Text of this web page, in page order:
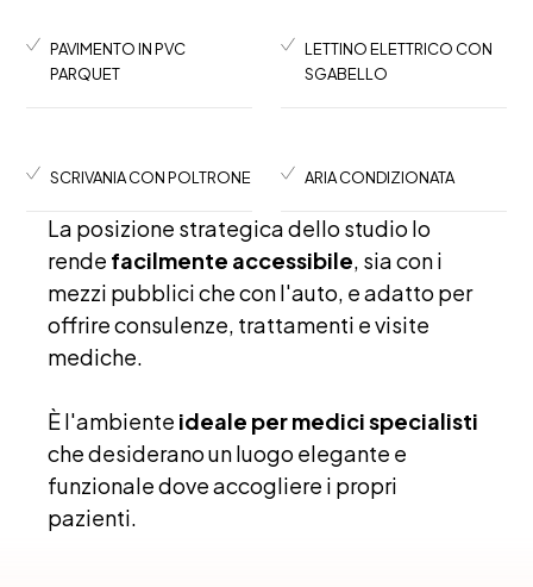
PAVIMENTO IN PVC
PARQUET
LETTINO ELETTRICO CON
SGABELLO
SCRIVANIA CON POLTRONE ARIA CONDIZIONATA
La posizione strategica dello studio lo
rende facilmente accessibile, sia con i
mezzi pubblici che con l'auto, e adatto per
offrire consulenze, trattamenti e visite
mediche.
È l'ambiente ideale per medici specialisti
che desiderano un luogo elegante e
funzionale dove accogliere i propri
pazienti.